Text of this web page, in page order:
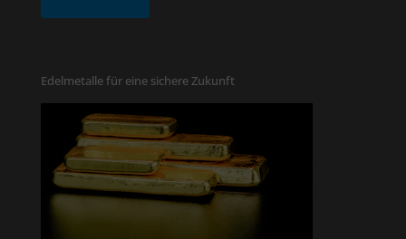
Edelmetalle für eine sichere Zukunft